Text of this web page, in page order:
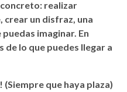
realizar
crear un disfraz, una
imaginar. En
lo que puedes llegar a
que haya plaza)